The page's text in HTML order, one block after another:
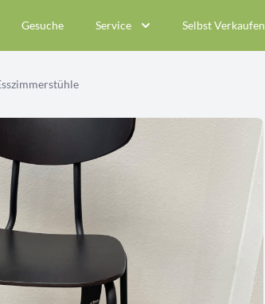
Gesuche Service Selbst Verkaufen